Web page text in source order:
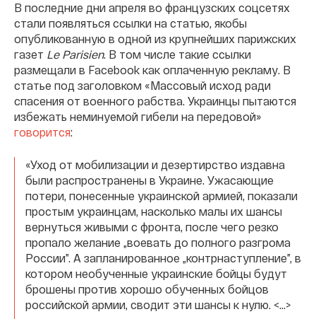
В последние дни апреля во французских соцсетях
стали появляться ссылки на статью, якобы
опубликованную в одной из крупнейших парижских
газет Le Parisien. В том числе такие ссылки
размещали в Facebook как оплаченную рекламу. В
статье под заголовком «Массовый исход ради
спасения от военного рабства. Украинцы пытаются
избежать неминуемой гибели на передовой»
говорится:
«Уход от мобилизации и дезертирство издавна
были распространены в Украине. Ужасающие
потери, понесенные украинской армией, показали
простым украинцам, насколько малы их шансы
вернуться живыми с фронта, после чего резко
пропало желание „воевать до полного разгрома
России”. А запланированное „контрнаступление”, в
котором необученные украинские бойцы будут
брошены против хорошо обученных бойцов
российской армии, сводит эти шансы к нулю. <…>